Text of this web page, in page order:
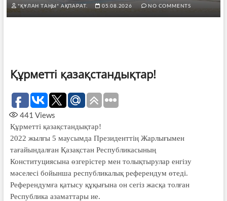
"ҚҰЛАН ТАҢЫ" АҚПАРАТ. 05.08.2026 NO COMMENTS
Құрметті қазақстандықтар!
441 Views
Құрметті қазақстандықтар!
2022 жылғы 5 маусымда Президенттің Жарлығымен
тағайындалған Қазақстан Республикасының
Конституциясына өзгерістер мен толықтырулар енгізу
мәселесі бойынша республикалық референдум өтеді.
Референдумға қатысу құқығына он сегіз жасқа толған
Республика азаматтары ие.